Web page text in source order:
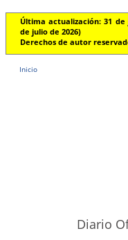
Última actualización: 31 de
de julio de 2026)
Derechos de autor
Inicio
Diario